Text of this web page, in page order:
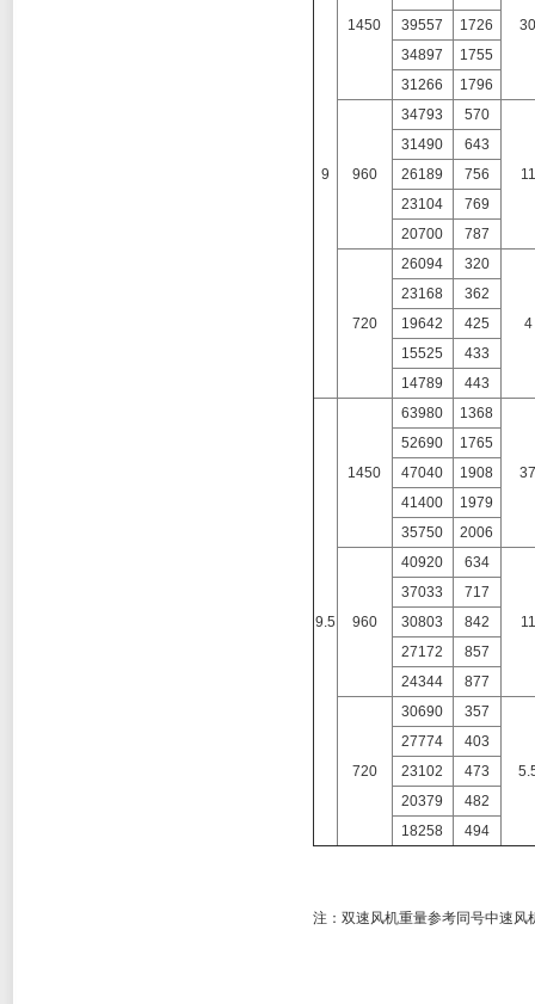
9
1450 30
39557
1726
34897
1755
31266
1796
960
34793 570
11
31490
643
26189
756
23104
769
20700
787
720
26094 320
4
23168
362
19642
425
15525
433
14789
443
9.5
1450
63980 1368
37
52690
1765
47040
1908
41400
1979
35750
2006
960
40920 634
11
37033
717
30803
842
27172
857
24344
877
720
30690 357
27774
403
23102
473
20379
482
18258
494
注：双速风机重量参考同号中速风